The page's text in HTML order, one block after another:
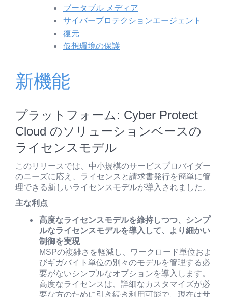
ブータブル メディア
サイバープロテクションエージェント
復元
仮想環境の保護
新機能
プラットフォーム: Cyber Protect
Cloud のソリューションベースの
ライセンスモデル
このリリースでは、中小規模のサービスプロバイダー
のニーズに応え、ライセンスと請求書発行を簡単に管
理できる新しいライセンスモデルが導入されました。
主な利点
高度なライセンスモデルを維持しつつ、シンプ
ルなライセンスモデルを導入して、より細かい
制御を実現
MSPの複雑さを軽減し、ワークロード単位およ
びギガバイト単位の別々のモデルを管理する必
要がないシンプルなオプションを導入します。
高度なライセンスは、詳細なカスタマイズが必
要な方のために引き続き利用可能で、現在はサ